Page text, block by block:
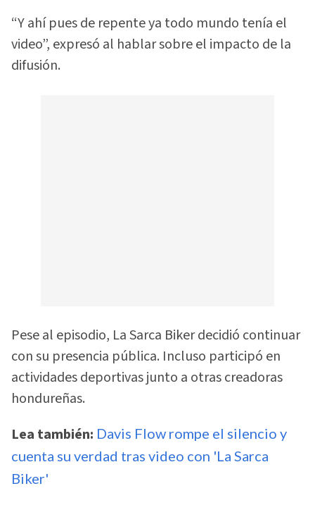
“Y ahí pues de repente ya todo mundo tenía el
video”, expresó al hablar sobre el impacto de la
difusión.
Pese al episodio, La Sarca Biker decidió continuar
con su presencia pública. Incluso participó en
actividades deportivas junto a otras creadoras
hondureñas.
Lea también: Davis Flow rompe el silencio y
cuenta su verdad tras video con 'La Sarca
Biker'